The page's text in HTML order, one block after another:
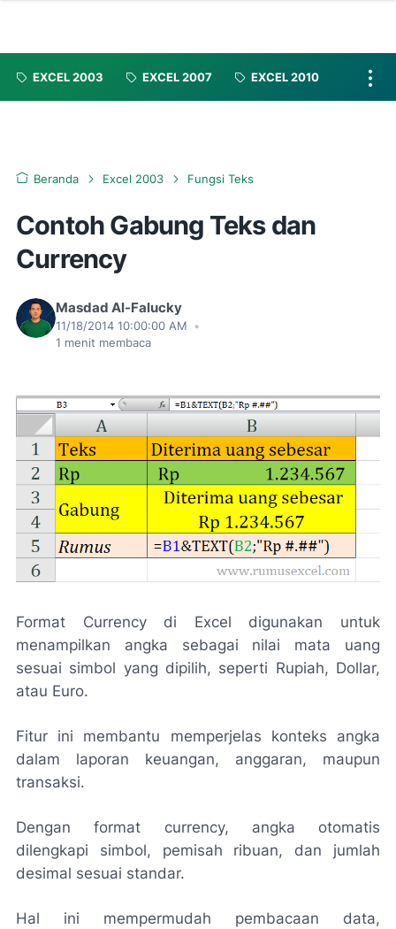
EXCEL 2003 EXCEL 2007 EXCEL 2010
Beranda Excel 2003 Fungsi Teks
Contoh Gabung Teks dan
Currency
Masdad Al-Falucky
11/18/2014 10:00:00 AM
•
1 menit membaca
Format Currency di Excel digunakan untuk
menampilkan angka sebagai nilai mata uang
sesuai simbol yang dipilih, seperti Rupiah, Dollar,
atau Euro.
Fitur ini membantu memperjelas konteks angka
dalam laporan keuangan, anggaran, maupun
transaksi.
Dengan format currency, angka otomatis
dilengkapi simbol, pemisah ribuan, dan jumlah
desimal sesuai standar.
Hal ini mempermudah pembacaan data,